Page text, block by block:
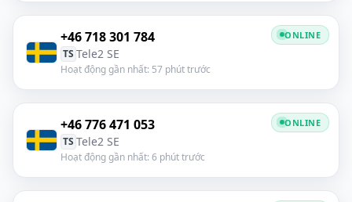
+46 718 301 784
TS Tele2 SE
Hoạt động gần nhất: 57 phút trước
ONLINE
+46 776 471 053
TS Tele2 SE
Hoạt động gần nhất: 6 phút trước
ONLINE